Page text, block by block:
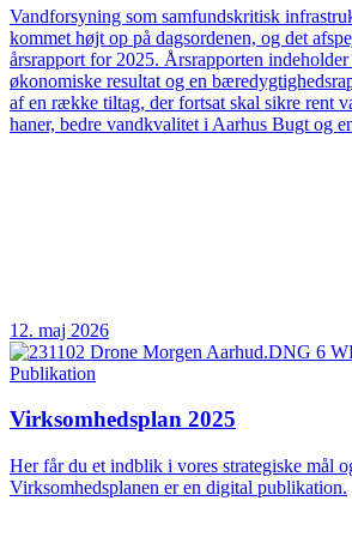
Vandforsyning som samfundskritisk
kommet højt op på dagsordenen, og det
årsrapport for 2025. Årsrapporten
økonomiske resultat og en
af en række tiltag, der fortsat skal sikre rent
haner, bedre vandkvalitet i Aarhus Bugt og
12. maj 2026
Publikation
Virksomhedsplan 2025
Her får du et indblik i vores strategiske mål
Virksomhedsplanen er en digital publikation.